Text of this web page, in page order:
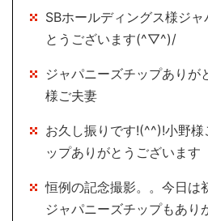
SBホールディングス様ジ
とうございます(^▽^)/
ジャパニーズチップありが
様ご夫妻
お久し振りです!(^^)!小野
ップありがとうございます
恒例の記念撮影。。今日
ジャパニーズチップもあり